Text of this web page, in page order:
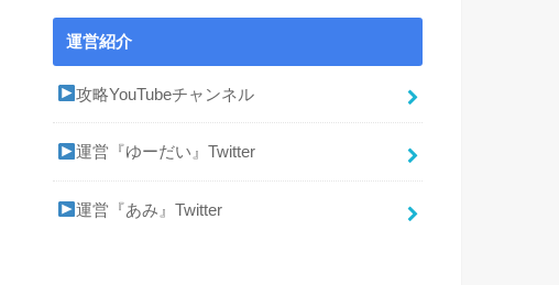
運営紹介
攻略YouTubeチャンネル
運営『ゆーだい』Twitter
運営『あみ』Twitter